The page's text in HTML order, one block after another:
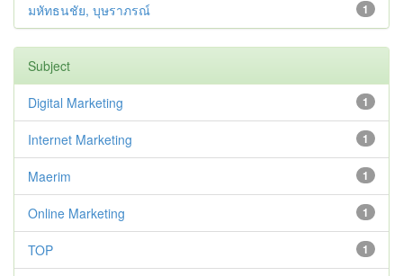
1
มหัทธนชัย, บุษราภรณ์
Subject
1
Digital Marketing
1
Internet Marketing
1
Maerim
1
Online Marketing
1
TOP